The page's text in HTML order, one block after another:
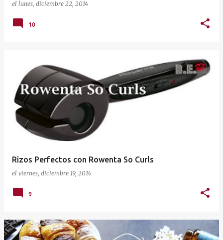
el lunes, diciembre 22, 2014
10
Rizos Perfectos con Rowenta So Curls
el viernes, diciembre 19, 2014
9